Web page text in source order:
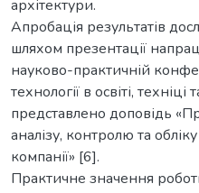
архітектури.
Апробація результатів
шляхом презентації
науково-практичній
технології в освіті, техніці
представлено доповідь
аналізу, контролю та
компанії» [6].
Практичне значення